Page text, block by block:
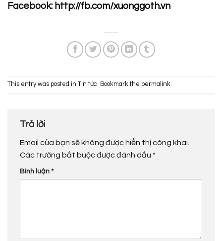
Facebook: http://fb.com/xuonggoth.vn
This entry was posted in Tin tức. Bookmark the permalink.
Trả lời
Email của bạn sẽ không được hiển thị công khai.
Các trường bắt buộc được đánh dấu *
Bình luận *